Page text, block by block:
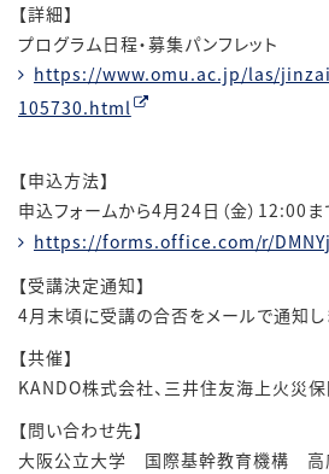
【詳細】
プログラム日程・募集パンフレット
https://www.omu.ac.jp/las/
105730.html
【申込方法】
申込フォームから4月24日（金）12:00ま
https://forms.office.com/r/
【受講決定通知】
4月末頃に受講の合否をメールで通知し
【共催】
KANDO株式会社、三井住友海上火災
【問い合わせ先】
大阪公立大学 国際基幹教育機構 高